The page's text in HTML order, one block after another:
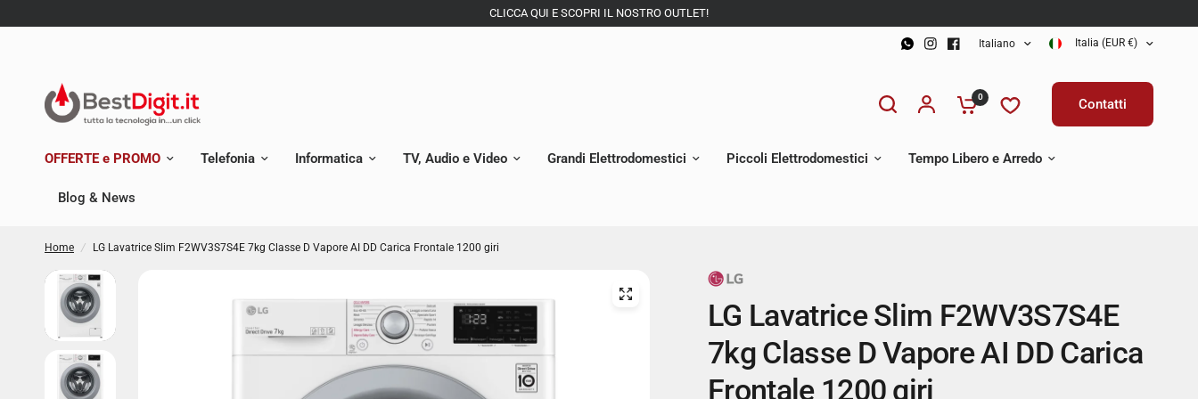
CLICCA QUI E SCOPRI IL NOSTRO OUTLET!
Italiano Italia (EUR €)
0 Contatti
OFFERTE e PROMO Telefonia Informatica TV, Audio e Video Grandi Elettrodomestici Piccoli Elettrodomestici Tempo Libero e Arredo
Blog & News
Home / LG Lavatrice Slim F2WV3S7S4E 7kg Classe D Vapore AI DD Carica Frontale 1200 giri
LG Lavatrice Slim F2WV3S7S4E
7kg Classe D Vapore AI DD Carica
Frontale 1200 giri